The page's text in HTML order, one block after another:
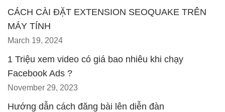
CÁCH CÀI ĐẶT EXTENSION SEOQUAKE TRÊN
MÁY TÍNH
March 19, 2024
1 Triệu xem video có giá bao nhiêu khi chạy
Facebook Ads ?
November 29, 2023
Hướng dẫn cách đăng bài lên diễn đàn